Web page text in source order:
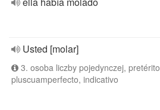
Usted [molar]
3. osoba liczby pojedynczej, pretérito
pluscuamperfecto, indicativo